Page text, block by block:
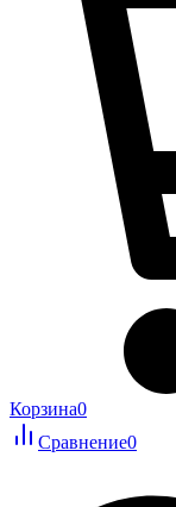
Корзина0
Сравнение0